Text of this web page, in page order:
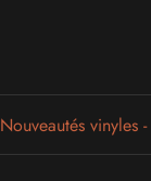
Nouveautés vinyles